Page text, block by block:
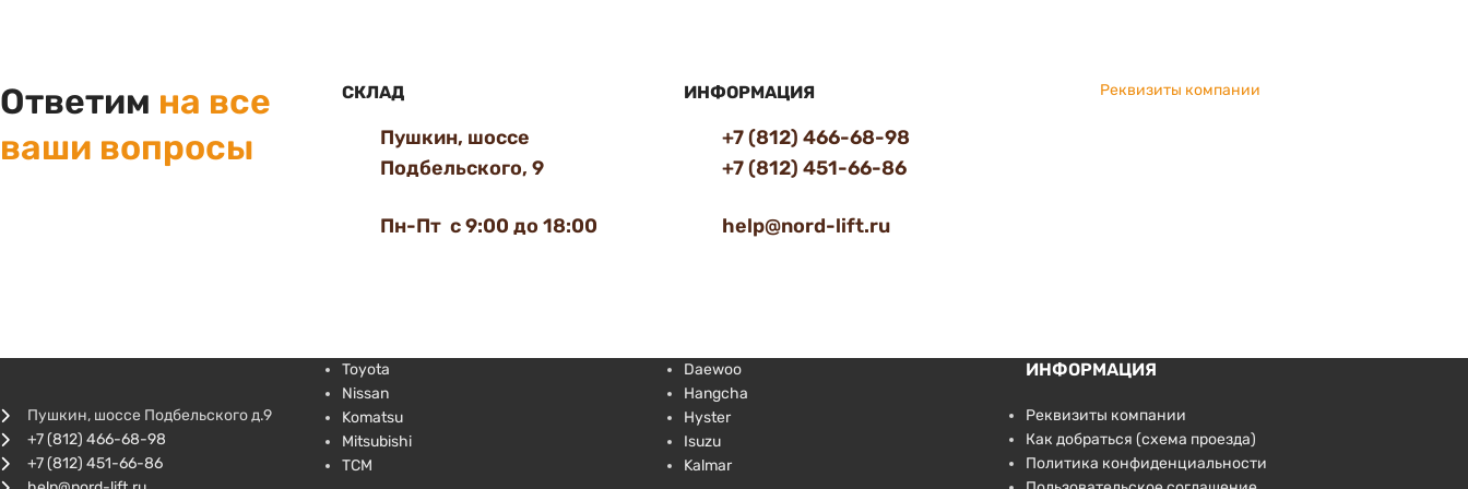
Ответим на все
ваши вопросы
СКЛАД
Пушкин, шоссе
Подбельского, 9
Пн-Пт с 9:00 до 18:00
ИНФОРМАЦИЯ
+7 (812) 466-68-98
+7 (812) 451-66-86
help@nord-lift.ru
Реквизиты компании
Пушкин, шоссе Подбельского д.9
+7 (812) 466-68-98
+7 (812) 451-66-86
Toyota
Nissan
Komatsu
Mitsubishi
TCM
Daewoo
Hangcha
Hyster
Isuzu
Kalmar
ИНФОРМАЦИЯ
Реквизиты компании
Как добраться (схема проезда)
Политика конфиденциальности